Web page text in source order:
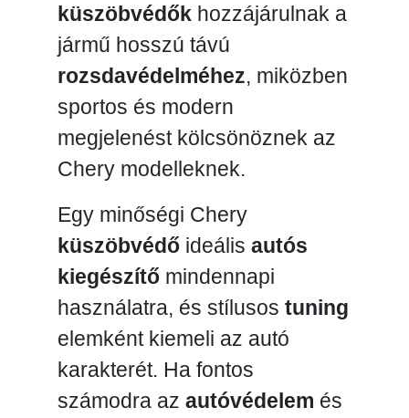
küszöbvédőkhozzájárulnak a
jármű hosszú távú
rozsdavédelméhez, miközben
sportos és modern
megjelenést kölcsönöznek az
Chery modelleknek.
Egy minőségi Chery
küszöbvédőideális autós
kiegészítőmindennapi
használatra, és stílusos tuning
elemként kiemeli az autó
karakterét. Ha fontos
számodra az autóvédelem és